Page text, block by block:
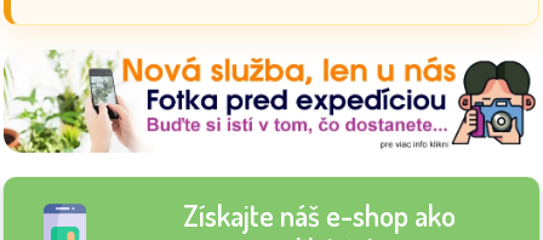
Získajte náš e-shop ako